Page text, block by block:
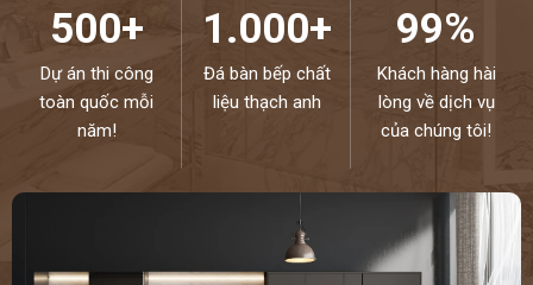
500+
Dự án thi công
toàn quốc mỗi
năm!
1.000+
Đá bàn bếp chất
liệu thạch anh
99%
Khách hàng hài
lòng về dịch vụ
của chúng tôi!